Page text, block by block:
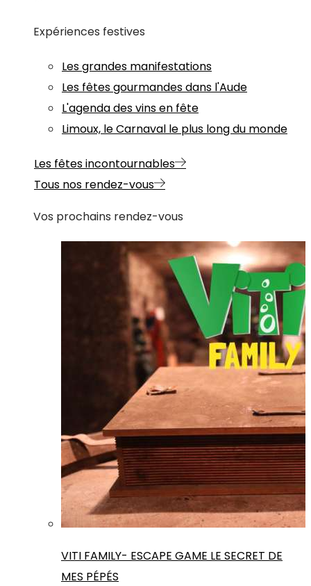
Expériences festives
Les grandes manifestations
Les fêtes gourmandes dans l'Aude
L'agenda des vins en fête
Limoux, le Carnaval le plus long du monde
Les fêtes incontournables
Tous nos rendez-vous
Vos prochains rendez-vous
VITI FAMILY- ESCAPE GAME LE SECRET DE
MES PÉPÉS